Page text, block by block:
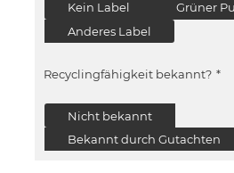
Kein Label
Grüner
Anderes Label
Recyclingfähigkeit bekannt? *
Nicht bekannt
Bekannt durch Gutachten